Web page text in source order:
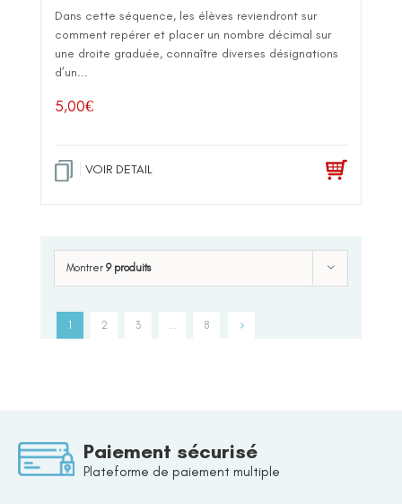
Dans cette séquence, les élèves reviendront sur
comment repérer et placer un nombre décimal sur
une droite graduée, connaître diverses désignations
d’un...
5,00€
VOIR DETAIL
Montrer 9 produits
1 2 3 8
Paiement sécurisé
Plateforme de paiement multiple